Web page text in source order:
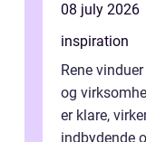
08 july 2026
inspiration
Rene
og
er klare,
indbydende